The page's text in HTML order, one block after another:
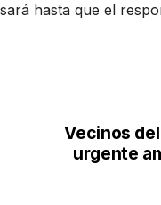
hasta que el
Vecinos
urgente